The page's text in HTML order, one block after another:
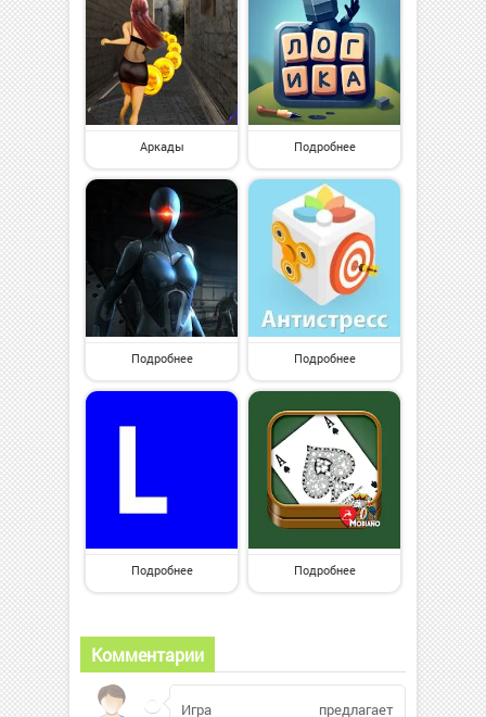
Аркады Подробнее
Подробнее Подробнее
Подробнее Подробнее
Комментарии
Игра предлагает